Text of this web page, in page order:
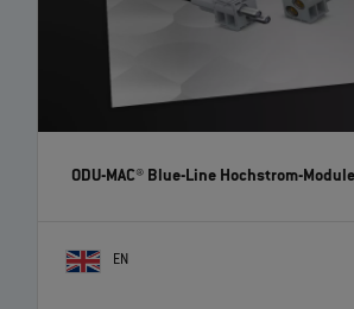
ODU-MAC® Blue-Line Hochstrom-Module
EN